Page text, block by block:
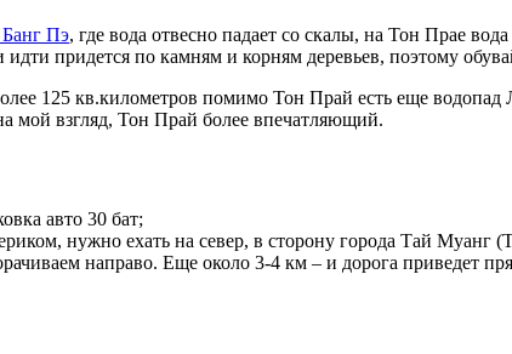
Банг Пэ, где вода отвесно падает со скалы, на Тон Прае
придется по камням и корням деревьев, поэтому
125 кв.километров помимо Тон Прай есть еще водопад
мой взгляд, Тон Прай более впечатляющий.
авто 30 бат;
нужно ехать на север, в сторону города Тай Муанг
направо. Еще около 3-4 км – и дорога приведет